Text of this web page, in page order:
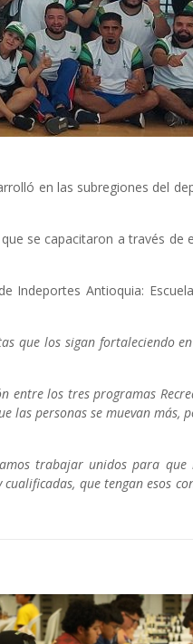
en las subregiones del
se capacitaron a través de
Indeportes Antioquia:
que los sigan fortaleciendo
los tres programas
las personas se muevan más,
trabajar unidos para que
que tengan esos